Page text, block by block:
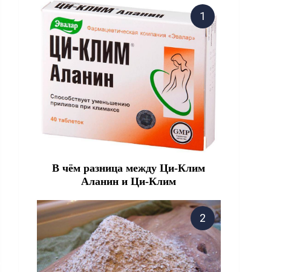
В чём разница между Ци-Клим
Аланин и Ци-Клим